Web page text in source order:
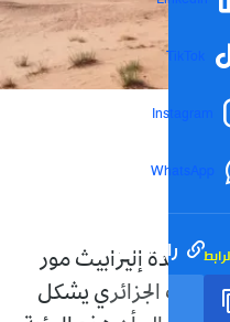
TikTok
Instagram
WhatsApp
رابط مختصر
السيدة إليزابيث مور
الشباب الجزائري يشكل